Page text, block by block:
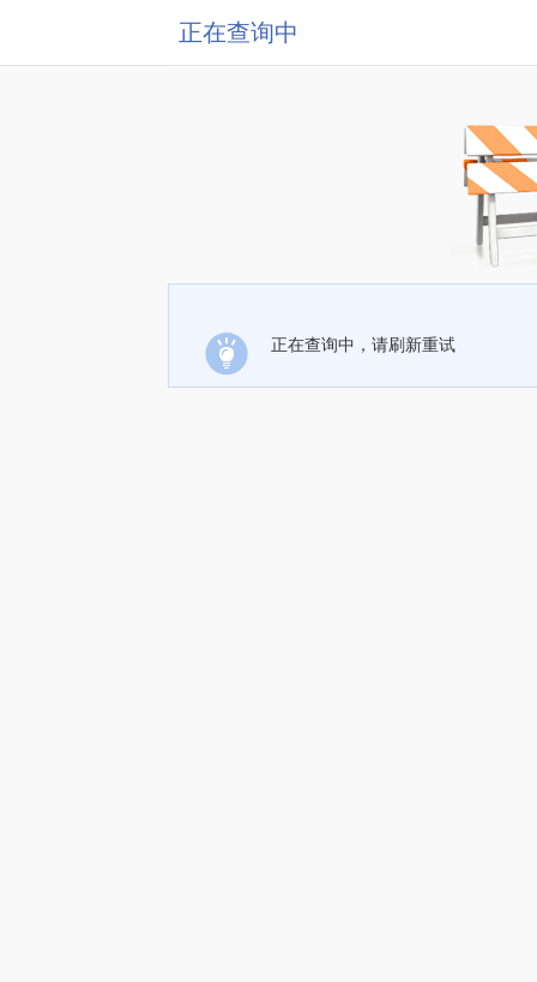
正在查询中
正在查询中，请刷新重试